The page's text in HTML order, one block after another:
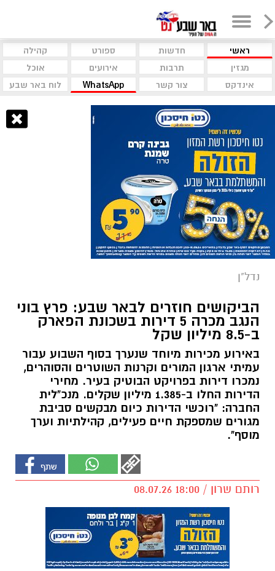
ראשי חדשות ספורט
קהילה
מגזין
תרבות אירועים
אוכל
אינדקס
צור קשר WhatsApp לוח באר שבע
נדל"ן
הביקושים חוזרים לבאר שבע: פרץ בוני
הנגב מכרה 5 דירות בשכונת הפארק
ב-8.5 מיליון שקל
באירוע מכירות מיוחד שנערך בסוף השבוע עבור
עמיתי ארגון המורים וקרנות השוטרים והסוהרים,
נמכרו דירות בפרויקט הבוטיק בעיר. מחירי
הדירות החלו ב-1.385 מיליון שקלים. מנכ"לית
החברה: "רוכשי הדירות כיום מבקשים סביבת
מגורים שמספקת חיים פעילים, קהילתיות וערך
מוסף".
רותם שרון / 18:00 08.07.26